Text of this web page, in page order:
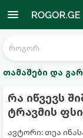
თამაშები და
რა იწვევს
ტრავმის
ავტორი: თეა